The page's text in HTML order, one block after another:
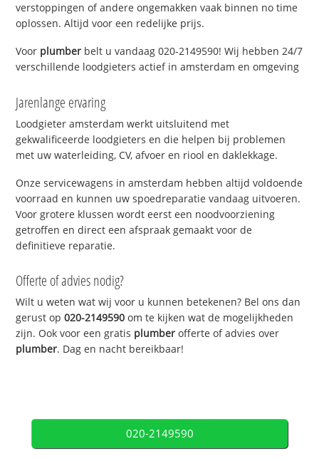
verstoppingen of andere ongemakken vaak binnen no time
oplossen. Altijd voor een redelijke prijs.
Voor plumber belt u vandaag 020-2149590! Wij hebben 24/7
verschillende loodgieters actief in amsterdam en omgeving
Jarenlange ervaring
Loodgieter amsterdam werkt uitsluitend met
gekwalificeerde loodgieters en die helpen bij problemen
met uw waterleiding, CV, afvoer en riool en daklekkage.
Onze servicewagens in amsterdam hebben altijd voldoende
voorraad en kunnen uw spoedreparatie vandaag uitvoeren.
Voor grotere klussen wordt eerst een noodvoorziening
getroffen en direct een afspraak gemaakt voor de
definitieve reparatie.
Offerte of advies nodig?
Wilt u weten wat wij voor u kunnen betekenen? Bel ons dan
gerust op020-2149590 om te kijken wat de mogelijkheden
zijn. Ook voor een gratis plumber offerte of advies over
plumber. Dag en nacht bereikbaar!
020-2149590